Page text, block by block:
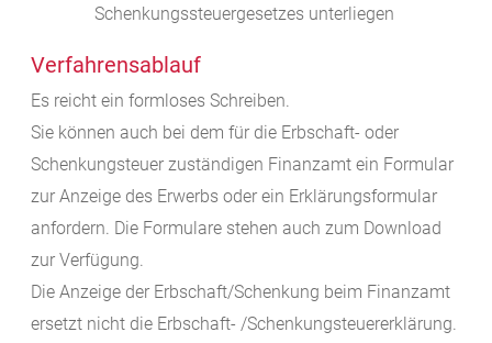
Schenkungssteuergesetzes unterliegen
Verfahrensablauf
Es reicht ein formloses Schreiben.
Sie können auch bei dem für die Erbschaft- oder
Schenkungsteuer zuständigen Finanzamt ein Formular
zur Anzeige des Erwerbs oder ein Erklärungsformular
anfordern. Die Formulare stehen auch zum Download
zur Verfügung.
Die Anzeige der Erbschaft/Schenkung beim Finanzamt
ersetzt nicht die Erbschaft- /Schenkungsteuererklärung.